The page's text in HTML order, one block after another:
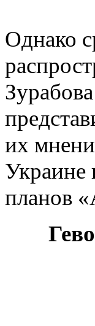
Однако
их
Украине
планов